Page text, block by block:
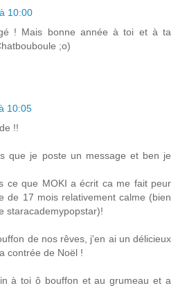
10:00
! Mais bonne année à toi et à ta
;o)
10:05
!!
que je poste un message et ben je
ce que MOKI a écrit ca me fait peur
de 17 mois relativement calme (bien
staracademypopstar)!
de nos rêves, j'en ai un délicieux
contrée de Noël !
à toi ô bouffon et au grumeau et a